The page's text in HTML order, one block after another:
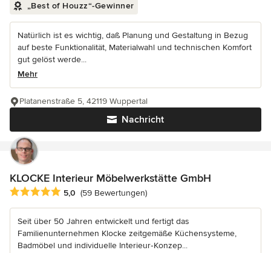
„Best of Houzz“-Gewinner
Natürlich ist es wichtig, daß Planung und Gestaltung in Bezug
auf beste Funktionalität, Materialwahl und technischen Komfort
gut gelöst werde...
Mehr
Nachricht
Platanenstraße 5, 42119 Wuppertal
KLOCKE Interieur Möbelwerkstätte GmbH
Durchschnittliche Bewertung: 5 von 5 Sternen
5,0 (59 Bewertungen)
Seit über 50 Jahren entwickelt und fertigt das
Familienunternehmen Klocke zeitgemäße Küchensysteme,
Badmöbel und individuelle Interieur‑Konzep...